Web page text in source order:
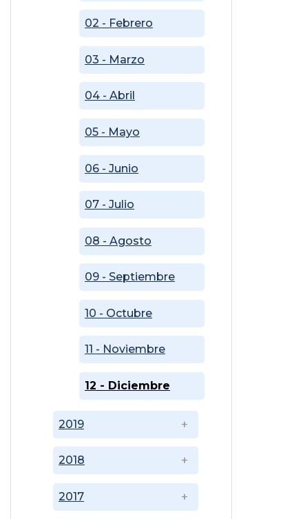
2017
2018
2019
02 - Febrero
03 - Marzo
04 - Abril
05 - Mayo
06 - Junio
07 - Julio
08 - Agosto
09 - Septiembre
10 - Octubre
11 - Noviembre
12 - Diciembre